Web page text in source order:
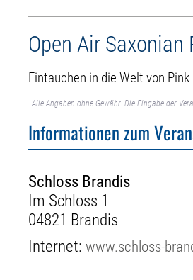
Open Air Saxonian
Eintauchen in die Welt von
Alle Angaben ohne Gewähr. Die Eingabe der
Informationen zum
Schloss Brandis
Im Schloss 1
04821 Brandis
Internet:www.schloss-